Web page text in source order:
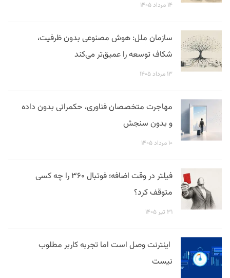
۱۴ مرداد ۱۴۰۵
سازمان ملل: هوش مصنوعی بدون ظرفیت،
شکاف توسعه را عمیق‌تر می‌کند
۱۳ مرداد ۱۴۰۵
مهاجرت متخصصان فناوری، حکمرانی بدون داده
و بدون سنجش
۱۰ مرداد ۱۴۰۵
فیلتر در وقت اضافه؛ فوتبال ۳۶۰ را چه کسی
متوقف کرد؟
۳۱ تیر ۱۴۰۵
اینترنت وصل است اما تجربه کاربر مطلوب
نیست